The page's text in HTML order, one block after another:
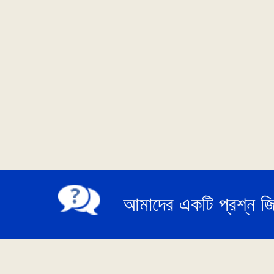
আমাদের একটি প্রশ্ন